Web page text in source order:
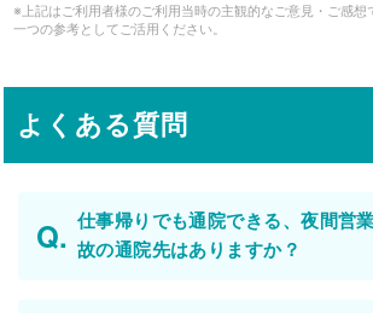
※上記はご利用者様のご利用当時の主観的なご意見・ご感想
一つの参考としてご活用ください。
よくある質問
仕事帰りでも通院できる、夜間営
故の通院先はありますか？